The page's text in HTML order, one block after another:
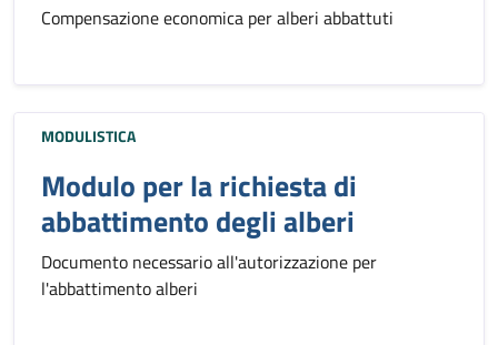
Compensazione economica per alberi abbattuti
MODULISTICA
Modulo per la richiesta di
abbattimento degli alberi
Documento necessario all'autorizzazione per
l'abbattimento alberi